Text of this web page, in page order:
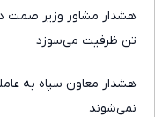
تن ظرفیت می‌سوزد
هشدار معاون سپاه به
نمی‌شوند